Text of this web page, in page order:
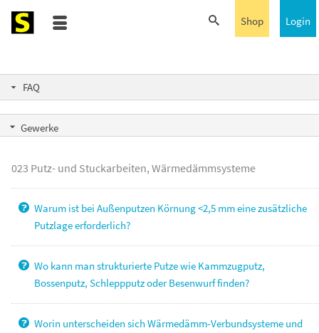
Login
Shop
FAQ
Gewerke
023 Putz- und Stuckarbeiten, Wärmedämmsysteme
Warum ist bei Außenputzen Körnung <2,5 mm eine zusätzliche
Putzlage erforderlich?
Wo kann man strukturierte Putze wie Kammzugputz,
Bossenputz, Schleppputz oder Besenwurf finden?
Worin unterscheiden sich Wärmedämm-Verbundsysteme und